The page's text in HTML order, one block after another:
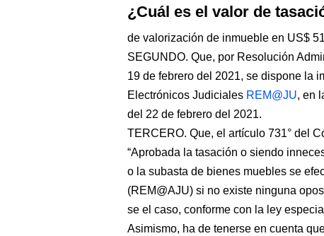
¿Cuál es el valor de
de valorización de inmueble en US$
SEGUNDO. Que, por Resolución
19 de febrero del 2021, se dispone la
Electrónicos Judiciales REM@JU, en
del 22 de febrero del 2021.
TERCERO. Que, el artículo 731° del
“Aprobada la tasación o siendo
o la subasta de bienes muebles se
(REM@AJU) si no existe ninguna
se el caso, conforme con la ley
Asimismo, ha de tenerse en cuenta